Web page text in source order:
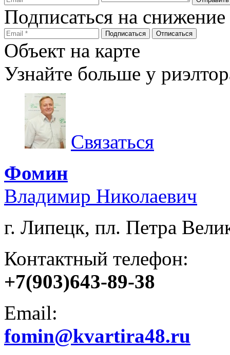
Подписаться на
Объект на карте
Узнайте больше у
Связаться
Фомин
Владимир Николаевич
г. Липецк, пл. Петра
Контактный телефон:
+7(903)643-89-38
Email:
fomin@kvartira48.ru